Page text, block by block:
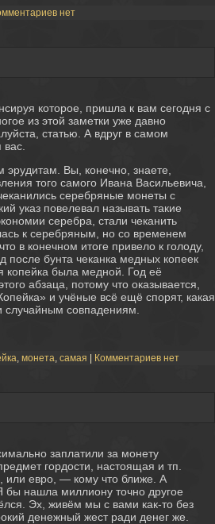
нет
которое, пришла к вам сегодня с
из этой заметки уже давно
статью. А вдруг в самом
Вы, конечно, знаете,
того самого Ивана Васильевича,
серебряные монеты с
указ повелевал называть такие
серебра, стали чеканить
к серебряным, но со временем
в конечном итоге привело к голоду,
после бунта чеканка медных копеек
копейка была медной. Год её
абзаца, потому что оказывается,
и учёные всё ещё спорят, какая
случайным совпадениям.
, монета, самая Комментариев нет
заплатили за монету
гордости, настоящая и тп.
или евро, — кому что ближе. А
нашла миллиону точно другое
Эх, живём мы с вами как-то без
денежный жест ради денег же.